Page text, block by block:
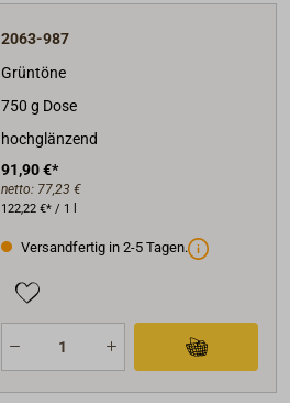
2063-987
Grüntöne
750 g Dose
hochglänzend
91,90 €*
netto: 77,23 €
122,22 €* / 1 l
Versandfertig in 2-5 Tagen.